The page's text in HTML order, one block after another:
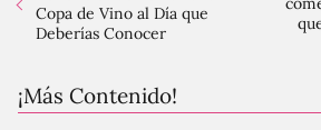
Copa de Vino al Día que
Deberías Conocer
¡Más Contenido!